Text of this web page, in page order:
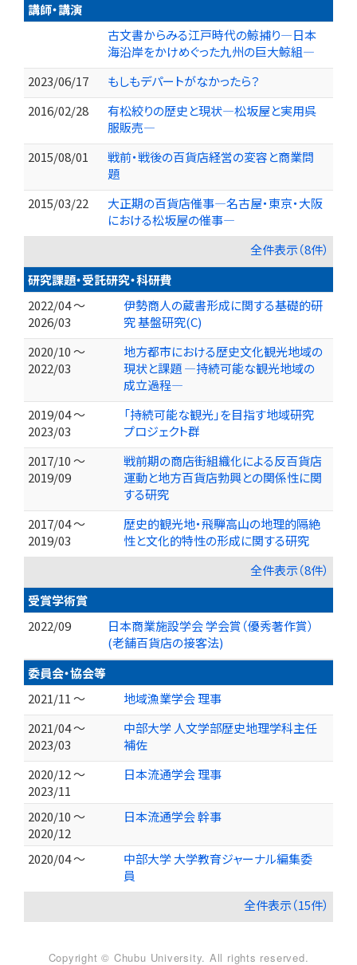
講師・講演
古文書からみる江戸時代の鯨捕り―日本
海沿岸をかけめぐった九州の巨大鯨組―
2023/06/17
もしもデパートがなかったら？
2016/02/28
有松絞りの歴史と現状―松坂屋と実用呉
服販売―
2015/08/01
戦前・戦後の百貨店経営の変容と商業問
題
2015/03/22
大正期の百貨店催事―名古屋・東京・大阪
における松坂屋の催事―
全件表示（8件）
研究課題・受託研究・科研費
2022/04 ～
2026/03
伊勢商人の蔵書形成に関する基礎的研
究 基盤研究(C)
2020/10 ～
2022/03
地方都市における歴史文化観光地域の
現状と課題 ―持続可能な観光地域の
成立過程―
2019/04 ～
2023/03
「持続可能な観光」を目指す地域研究
プロジェクト群
2017/10 ～
2019/09
戦前期の商店街組織化による反百貨店
運動と地方百貨店勃興との関係性に関
する研究
2017/04 ～
2019/03
歴史的観光地・飛騨高山の地理的隔絶
性と文化的特性の形成に関する研究
全件表示（8件）
受賞学術賞
2022/09
日本商業施設学会 学会賞（優秀著作賞）
(老舗百貨店の接客法)
委員会・協会等
2021/11 ～
地域漁業学会 理事
2021/04 ～
2023/03
中部大学 人文学部歴史地理学科主任
補佐
2020/12 ～
2023/11
日本流通学会 理事
2020/10 ～
2020/12
日本流通学会 幹事
2020/04 ～
中部大学 大学教育ジャーナル編集委
員
全件表示（15件）
Copyright © Chubu University. All rights reserved.